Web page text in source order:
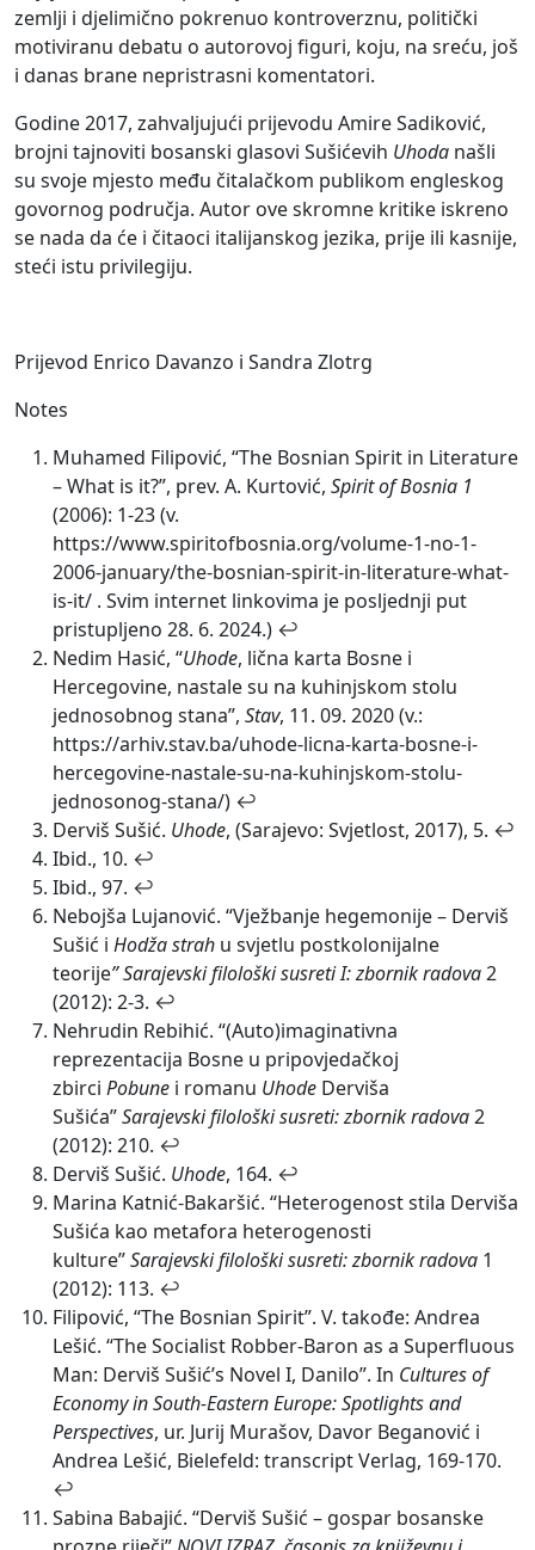
zemlji i djelimično pokrenuo kontroverznu, politički
motiviranu debatu o autorovoj figuri, koju, na sreću, još
i danas brane nepristrasni komentatori.
Godine 2017, zahvaljujući prijevodu Amire Sadiković,
brojni tajnoviti bosanski glasovi Sušićevih Uhoda našli
su svoje mjesto među čitalačkom publikom engleskog
govornog područja. Autor ove skromne kritike iskreno
se nada da će i čitaoci italijanskog jezika, prije ili kasnije,
steći istu privilegiju.
Prijevod Enrico Davanzo i Sandra Zlotrg
Notes
Muhamed Filipović, “The Bosnian Spirit in Literature
– What is it?”, prev. A. Kurtović, Spirit of Bosnia 1
(2006): 1-23 (v.
https://www.spiritofbosnia.org/volume-1-no-1-
2006-january/the-bosnian-spirit-in-literature-what-
is-it/ . Svim internet linkovima je posljednji put
pristupljeno 28. 6. 2024.) ↩
Nedim Hasić, “Uhode, lična karta Bosne i
Hercegovine, nastale su na kuhinjskom stolu
jednosobnog stana”, Stav, 11. 09. 2020 (v.:
https://arhiv.stav.ba/uhode-licna-karta-bosne-i-
hercegovine-nastale-su-na-kuhinjskom-stolu-
jednosonog-stana/) ↩
Derviš Sušić. Uhode, (Sarajevo: Svjetlost, 2017), 5. ↩
Ibid., 10. ↩
Ibid., 97. ↩
Nebojša Lujanović. “Vježbanje hegemonije – Derviš
Sušić i Hodža strah u svjetlu postkolonijalne
teorije”Sarajevski filološki susreti I: zbornik radova2
(2012): 2-3. ↩
Nehrudin Rebihić. “(Auto)imaginativna
reprezentacija Bosne u pripovjedačkoj
zbirci Pobune i romanu Uhode Derviša
Sušića”Sarajevski filološki susreti: zbornik radova2
(2012): 210. ↩
Derviš Sušić. Uhode, 164. ↩
Marina Katnić-Bakaršić. “Heterogenost stila Derviša
Sušića kao metafora heterogenosti
kulture”Sarajevski filološki susreti: zbornik radova 1
(2012): 113. ↩
Filipović, “The Bosnian Spirit”. V. takođe: Andrea
Lešić. “The Socialist Robber-Baron as a Superfluous
Man: Derviš Sušić’s Novel I, Danilo”. In Cultures of
Economy in South-Eastern Europe: Spotlights and
Perspectives, ur. Jurij Murašov, Davor Beganović i
Andrea Lešić, Bielefeld: transcript Verlag, 169-170.
↩
Sabina Babajić. “Derviš Sušić – gospar bosanske